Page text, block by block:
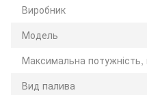
Виробник
Модель
Максимальна потужність,
Вид палива